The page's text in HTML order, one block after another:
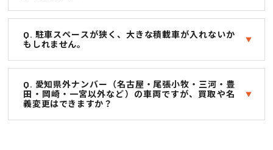
Q. 駐車スペースが狭く、大きな積載車が入れないか
もしれません。
Q. 愛知県外ナンバー（名古屋・尾張小牧・三河・豊
田・岡崎・一宮以外など）の車両ですが、買取や名
義変更はできますか？